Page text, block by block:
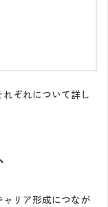
ぞれについて詳し
リア形成につなが